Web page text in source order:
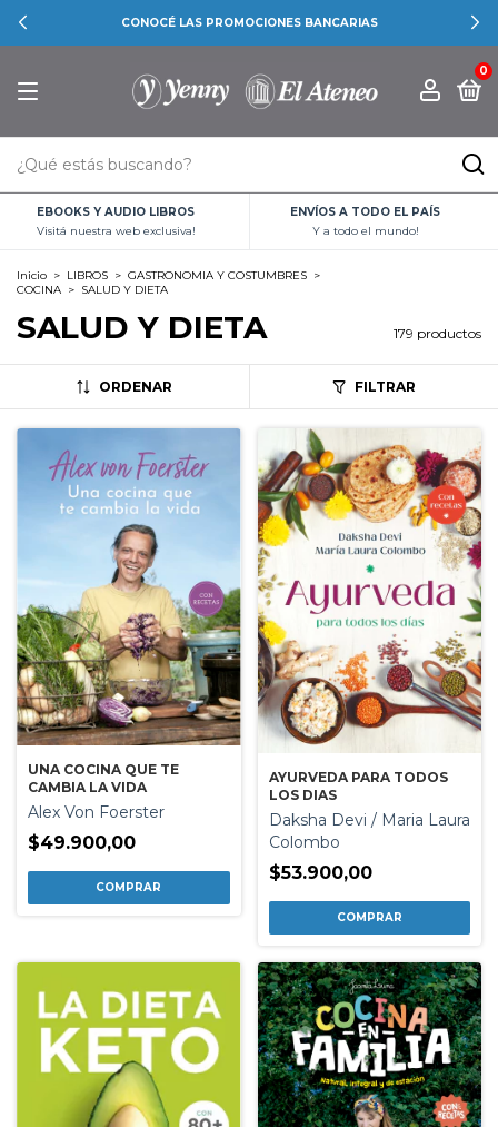
CONOCÉ LAS PROMOCIONES BANCARIAS
0
EBOOKS Y AUDIO LIBROS
Visitá nuestra web exclusiva!
ENVÍOS A TODO EL PAÍS
Y a todo el mundo!
Inicio > LIBROS > GASTRONOMIA Y COSTUMBRES >
COCINA > SALUD Y DIETA
SALUD Y DIETA 179 productos
ORDENAR FILTRAR
UNA COCINA QUE TE
CAMBIA LA VIDA
Alex Von Foerster
$49.900,00
AYURVEDA PARA TODOS
LOS DIAS
Daksha Devi / Maria Laura
Colombo
$53.900,00